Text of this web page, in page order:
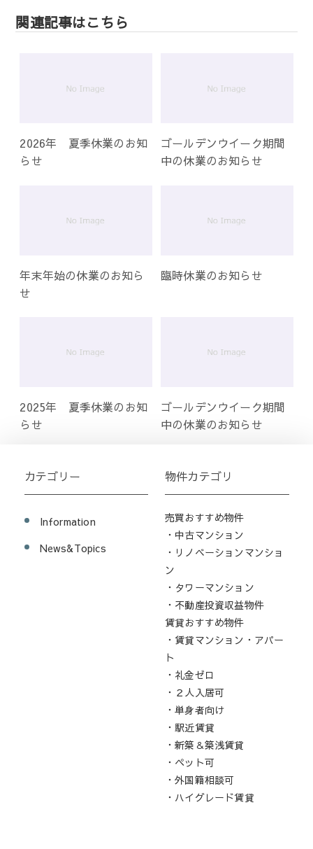
ゲ
関連記事はこちら
2026年 夏季休業のお知
らせ
ゴールデンウイーク期間
中の休業のお知らせ
年末年始の休業のお知ら
せ
臨時休業のお知らせ
2025年 夏季休業のお知
らせ
ゴールデンウイーク期間
中の休業のお知らせ
カテゴリー
Information
News&Topics
物件カテゴリ
売買おすすめ物件
・中古マンション
・リノベーションマンショ
ン
・タワーマンション
・不動産投資収益物件
賃貸おすすめ物件
・賃貸マンション・アパー
ト
・礼金ゼロ
・２人入居可
・単身者向け
・駅近賃貸
・新築＆築浅賃貸
・ペット可
・外国籍相談可
・ハイグレード賃貸